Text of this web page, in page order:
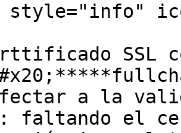
style="info"
SSL
a la
faltando el